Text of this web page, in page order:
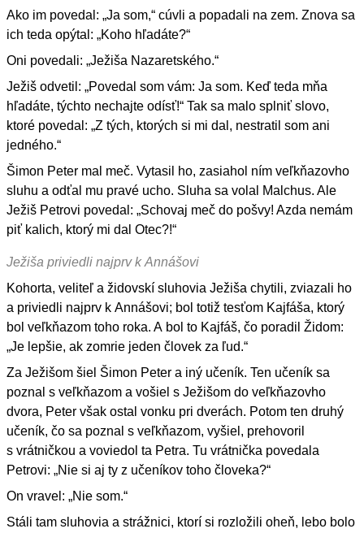
Ako im povedal: „Ja som,“ cúvli a popadali na zem. Znova sa
ich teda opýtal: „Koho hľadáte?“
Oni povedali: „Ježiša Nazaretského.“
Ježiš odvetil: „Povedal som vám: Ja som. Keď teda mňa
hľadáte, týchto nechajte odísť!“ Tak sa malo splniť slovo,
ktoré povedal: „Z tých, ktorých si mi dal, nestratil som ani
jedného.“
Šimon Peter mal meč. Vytasil ho, zasiahol ním veľkňazovho
sluhu a odťal mu pravé ucho. Sluha sa volal Malchus. Ale
Ježiš Petrovi povedal: „Schovaj meč do pošvy! Azda nemám
piť kalich, ktorý mi dal Otec?!“
Ježiša priviedli najprv k Annášovi
Kohorta, veliteľ a židovskí sluhovia Ježiša chytili, zviazali ho
a priviedli najprv k Annášovi; bol totiž tesťom Kajfáša, ktorý
bol veľkňazom toho roka. A bol to Kajfáš, čo poradil Židom:
„Je lepšie, ak zomrie jeden človek za ľud.“
Za Ježišom šiel Šimon Peter a iný učeník. Ten učeník sa
poznal s veľkňazom a vošiel s Ježišom do veľkňazovho
dvora, Peter však ostal vonku pri dverách. Potom ten druhý
učeník, čo sa poznal s veľkňazom, vyšiel, prehovoril
s vrátničkou a voviedol ta Petra. Tu vrátnička povedala
Petrovi: „Nie si aj ty z učeníkov toho človeka?“
On vravel: „Nie som.“
Stáli tam sluhovia a strážnici, ktorí si rozložili oheň, lebo bolo